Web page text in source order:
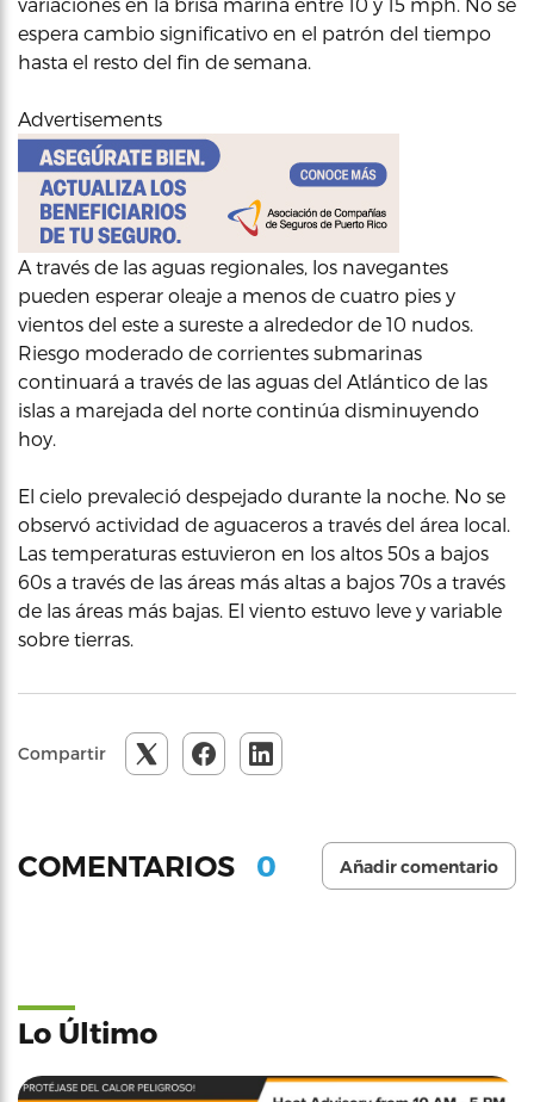
espera cambio significativo en el patrón del tiempo
hasta el resto del fin de semana.
Advertisements
A través de las aguas regionales, los navegantes
pueden esperar oleaje a menos de cuatro pies y
vientos del este a sureste a alrededor de 10 nudos.
Riesgo moderado de corrientes submarinas
continuará a través de las aguas del Atlántico de las
islas a marejada del norte continúa disminuyendo
hoy.
El cielo prevaleció despejado durante la noche. No se
observó actividad de aguaceros a través del área local.
Las temperaturas estuvieron en los altos 50s a bajos
60s a través de las áreas más altas a bajos 70s a través
de las áreas más bajas. El viento estuvo leve y variable
sobre tierras.
Compartir
COMENTARIOS 0 Añadir comentario
Lo Último